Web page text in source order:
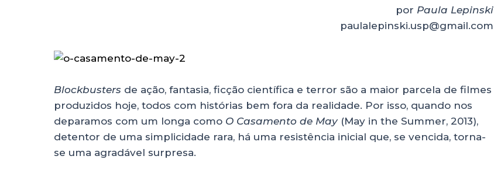
A
p
b
o
k
dI
por Paula Lepinski
paulalepinski.usp@gmail.com
Blockbusters de ação, fantasia, ficção científica e terror são a maior parcela de filmes
produzidos hoje, todos com histórias bem fora da realidade. Por isso, quando nos
deparamos com um longa como O Casamento de May (May in the Summer, 2013),
detentor de uma simplicidade rara, há uma resistência inicial que, se vencida, torna-
se uma agradável surpresa.